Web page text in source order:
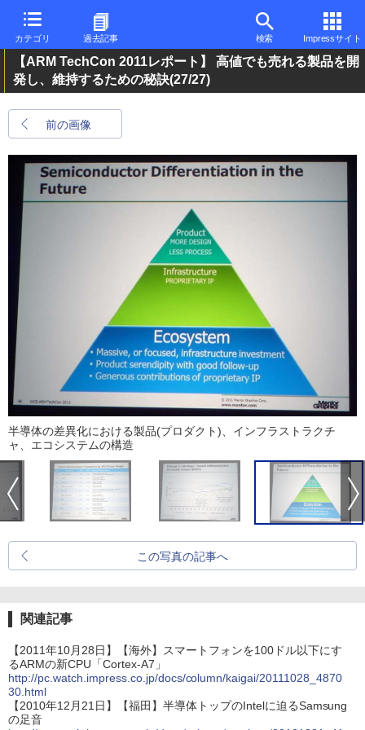
カテゴリ 過去記事 検索 Impressサイト
【ARM TechCon 2011レポート】 高値でも売れる製品を開
発し、維持するための秘訣(27/27)
前の画像
半導体の差異化における製品(プロダクト)、インフラストラクチ
ャ、エコシステムの構造
この写真の記事へ
関連記事
【2011年10月28日】【海外】スマートフォンを100ドル以下にす
るARMの新CPU「Cortex-A7」
http://pc.watch.impress.co.jp/docs/column/kaigai/20111028_4870
30.html
【2010年12月21日】【福田】半導体トップのIntelに迫るSamsung
の足音